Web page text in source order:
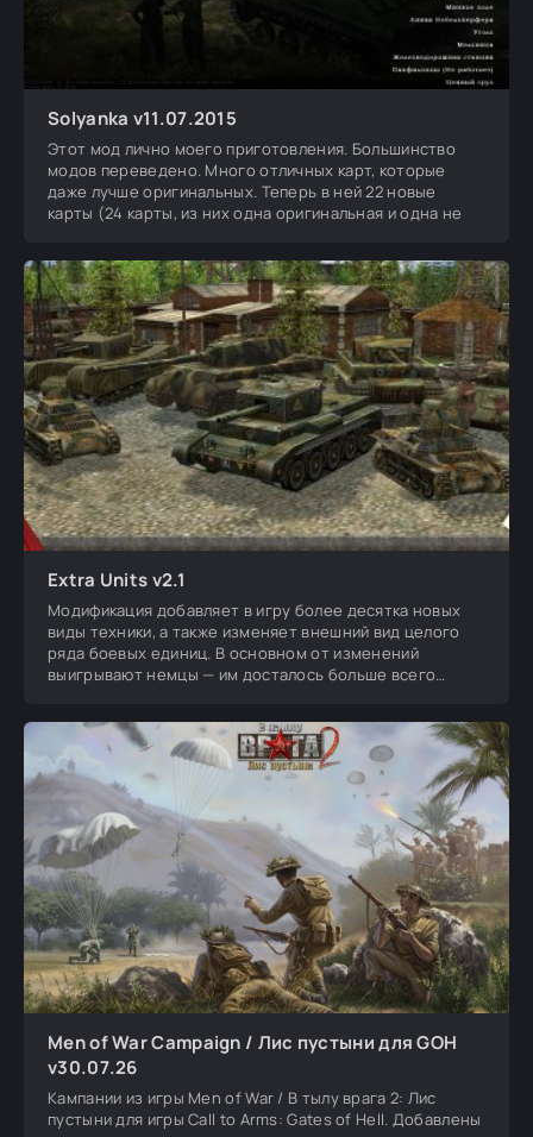
Solyanka v11.07.2015
Этот мод лично моего приготовления. Большинство
модов переведено. Много отличных карт, которые
даже лучше оригинальных. Теперь в ней 22 новые
карты (24 карты, из них одна оригинальная и одна не
Extra Units v2.1
Модификация добавляет в игру более десятка новых
виды техники, а также изменяет внешний вид целого
ряда боевых единиц. В основном от изменений
выигрывают немцы — им досталось больше всего
Men of War Campaign / Лис пустыни для GOH
v30.07.26
Кампании из игры Men of War / В тылу врага 2: Лис
пустыни для игры Call to Arms: Gates of Hell. Добавлены